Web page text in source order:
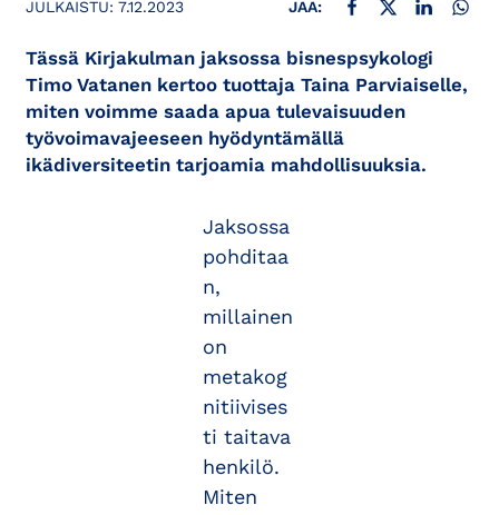
JULKAISTU: 7.12.2023 JAA:
Tässä Kirjakulman jaksossa bisnespsykologi
Timo Vatanen kertoo tuottaja Taina Parviaiselle,
miten voimme saada apua tulevaisuuden
työvoimavajeeseen hyödyntämällä
ikädiversiteetin tarjoamia mahdollisuuksia.
Jaksossa
pohditaa
n,
millainen
on
metakog
nitiivises
ti taitava
henkilö.
Miten